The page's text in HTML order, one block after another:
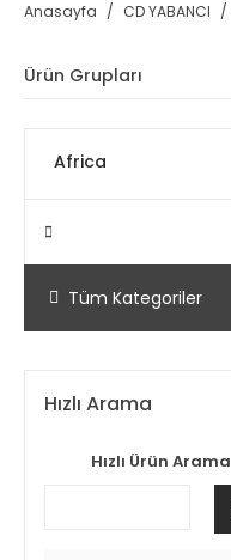
Anasayfa CD YABANCI
Ürün Grupları
Africa
Tüm Kategoriler
Hızlı Arama
Hızlı Ürün Arama